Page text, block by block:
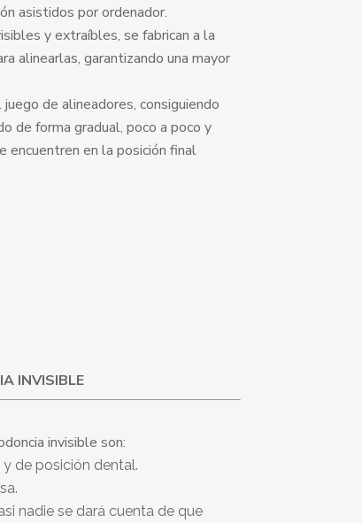
asistidos por ordenador.
y extraíbles, se fabrican a la
alinearlas, garantizando una mayor
de alineadores, consiguiendo
de forma gradual, poco a poco y
encuentren en la posición final
INVISIBLE
invisible son:
de posición dental.
nadie se dará cuenta de que